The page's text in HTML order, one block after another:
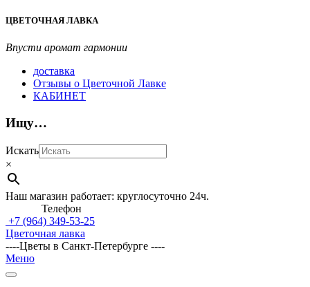
Перейти
содержимому
ЦВЕТОЧНАЯ ЛАВКА
Впусти аромат гармонии
доставка
Отзывы о Цветочной Лавке
КАБИНЕТ
Ищу…
Искать
×
Наш магазин работает: круглосуточно 24ч.
Телефон
+7 (964) 349-53-25
Цветочная лавка
----Цветы в Санкт-Петербурге ----
Главное
навигационное
Меню